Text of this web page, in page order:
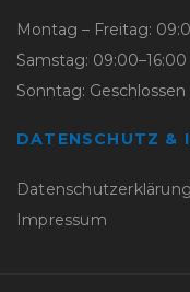
Montag – Freitag:
Samstag: 09:00–16:00
Sonntag: Geschlossen
DATENSCHUTZ &
Datenschutzerklärung
Impressum